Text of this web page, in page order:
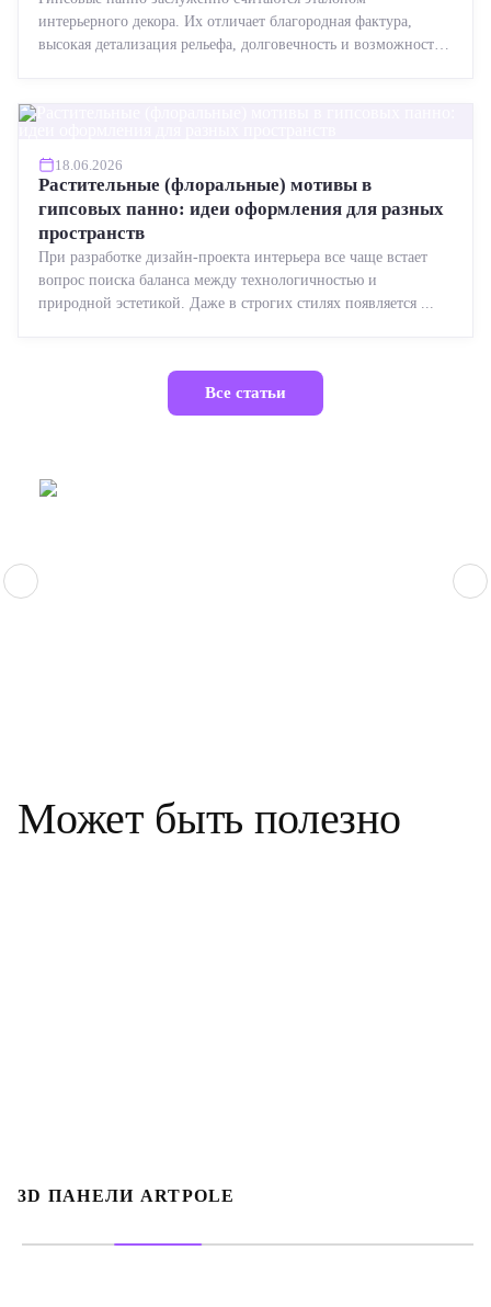
интерьерного декора. Их отличает благородная фактура,
высокая детализация рельефа, долговечность и возможность
18.06.2026
Растительные (флоральные) мотивы в
гипсовых панно: идеи оформления для разных
пространств
При разработке дизайн-проекта интерьера все чаще встает
вопрос поиска баланса между технологичностью и
природной эстетикой. Даже в строгих стилях появляется ...
Все статьи
Может быть полезно
3D ПАНЕЛИ ARTPOLE